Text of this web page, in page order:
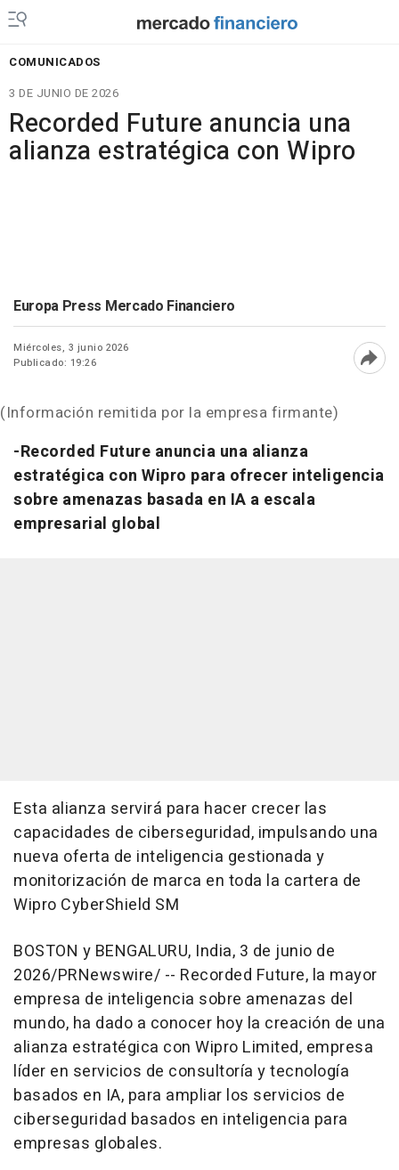
COMUNICADOS
3 DE JUNIO DE 2026
Recorded Future anuncia una
alianza estratégica con Wipro
Europa Press Mercado Financiero
Miércoles, 3 junio 2026
Publicado: 19:26
(Información remitida por la empresa firmante)
-Recorded Future anuncia una alianza
estratégica con Wipro para ofrecer inteligencia
sobre amenazas basada en IA a escala
empresarial global
Esta alianza servirá para hacer crecer las
capacidades de ciberseguridad, impulsando una
nueva oferta de inteligencia gestionada y
monitorización de marca en toda la cartera de
Wipro CyberShield SM
BOSTON y BENGALURU, India, 3 de junio de
2026/PRNewswire/ -- Recorded Future, la mayor
empresa de inteligencia sobre amenazas del
mundo, ha dado a conocer hoy la creación de una
alianza estratégica con Wipro Limited, empresa
líder en servicios de consultoría y tecnología
basados en IA, para ampliar los servicios de
ciberseguridad basados en inteligencia para
empresas globales.